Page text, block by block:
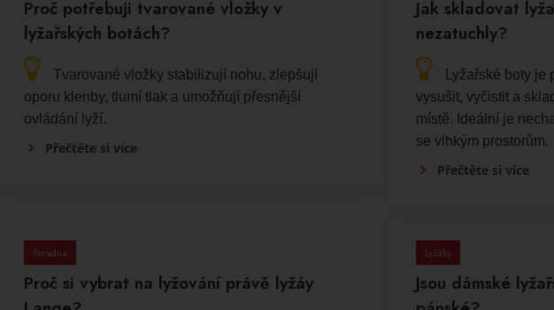
Proč potřebuji tvarované vložky v
lyžařských botách?
Tvarované vložky stabilizují nohu, zlepšují
oporu klenby, tlumí tlak a umožňují přesnější
ovládání lyží.
Přečtěte si více
Jak skladovat
nezatuchly?
Lyžařské boty
vysušit, vyčistit a
místě. Ideální je
se vlhkým prostorům.
Přečtěte si více
Poradna
Proč si vybrat na lyžování právě lyžáy
Lyžáky
Jsou dámské